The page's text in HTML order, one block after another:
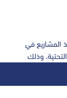
المشاريع في
وذلك
في